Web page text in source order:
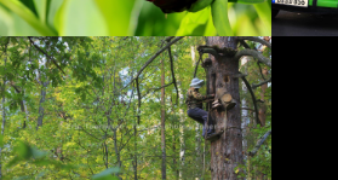
FRELON ASIATIQUE